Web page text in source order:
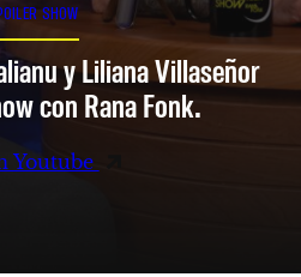
SHOW
y Liliana Villaseñor
con Rana Fonk.
Youtube